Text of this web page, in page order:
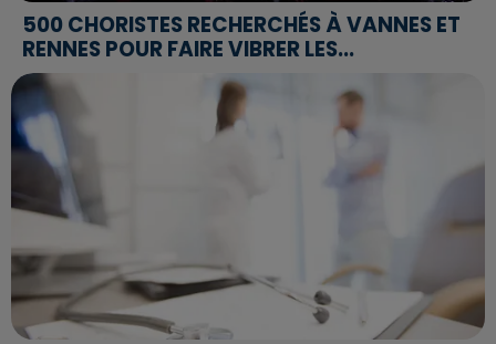
500 CHORISTES RECHERCHÉS À VANNES ET
RENNES POUR FAIRE VIBRER LES...